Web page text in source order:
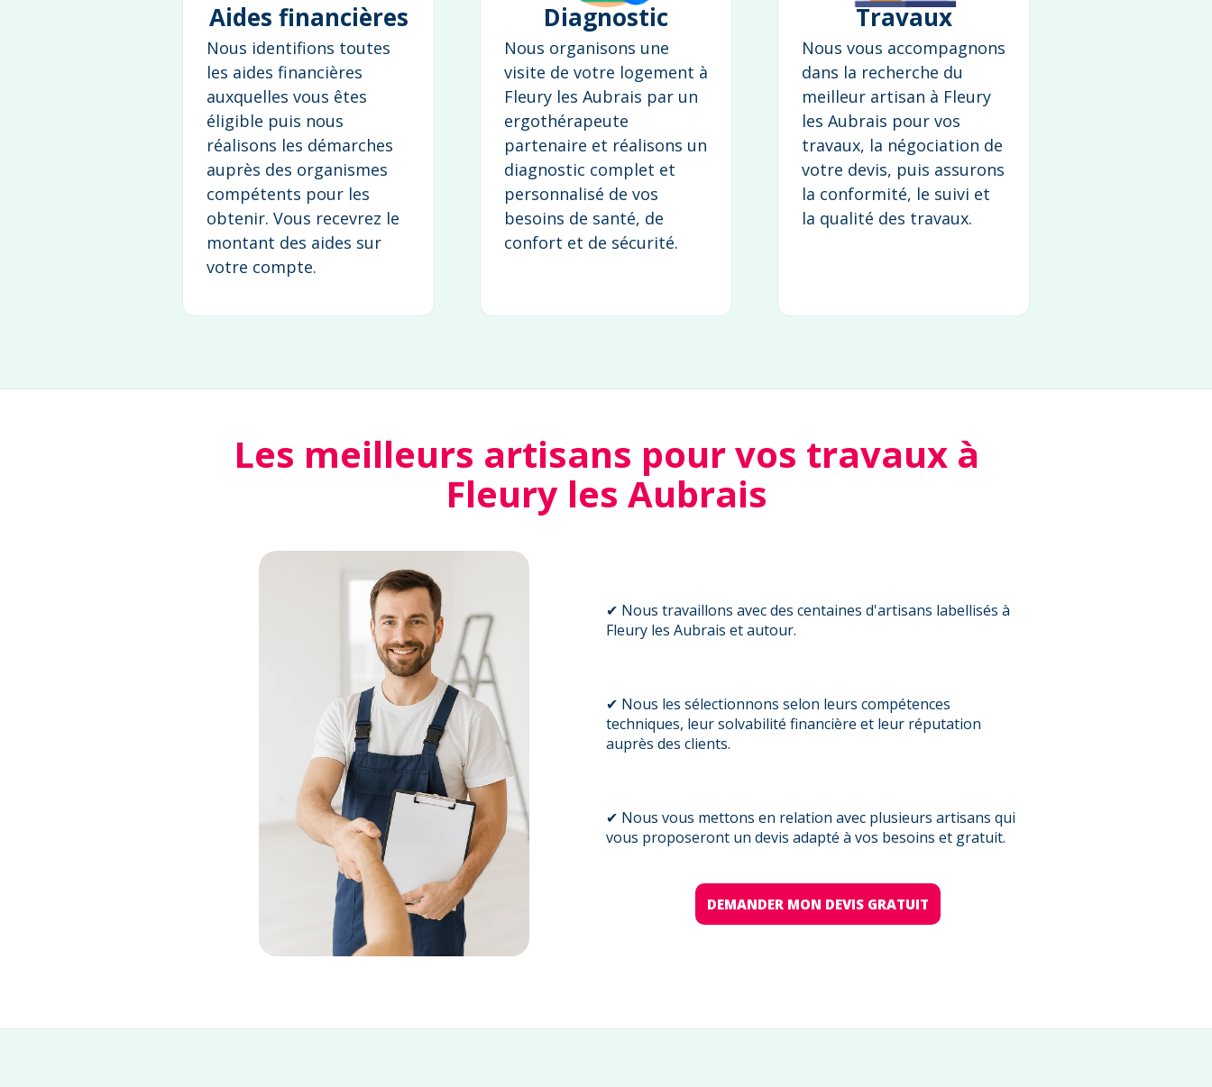
Aides financières
Nous identifions toutes
les aides financières
auxquelles vous êtes
éligible puis nous
réalisons les démarches
auprès des organismes
compétents pour les
obtenir. Vous recevrez le
montant des aides sur
votre compte.
Diagnostic
Nous organisons une
visite de votre logement à
Fleury les Aubrais par un
ergothérapeute
partenaire et réalisons un
diagnostic complet et
personnalisé de vos
besoins de santé, de
confort et de sécurité.
Travaux
Nous vous accompagnons
dans la recherche du
meilleur artisan à Fleury
les Aubrais pour vos
travaux, la négociation de
votre devis, puis assurons
la conformité, le suivi et
la qualité des travaux.
Les meilleurs artisans pour vos travaux à
Fleury les Aubrais
✔ Nous travaillons avec des centaines d'artisans labellisés à
Fleury les Aubrais et autour.
✔ Nous les sélectionnons selon leurs compétences
techniques, leur solvabilité financière et leur réputation
auprès des clients.
✔ Nous vous mettons en relation avec plusieurs artisans qui
vous proposeront un devis adapté à vos besoins et gratuit.
DEMANDER MON DEVIS GRATUIT